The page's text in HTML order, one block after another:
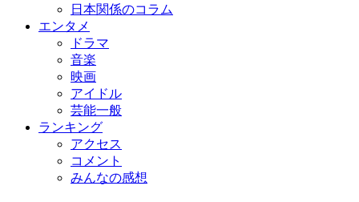
日本関係のコラム
エンタメ
ドラマ
音楽
映画
アイドル
芸能一般
ランキング
アクセス
コメント
みんなの感想